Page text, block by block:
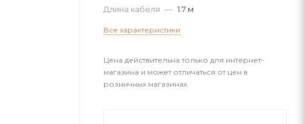
Длина кабеля — 1.7 м
Все характеристики
Цена действительна только для интернет-
магазина и может отличаться от цен в
розничных магазинах